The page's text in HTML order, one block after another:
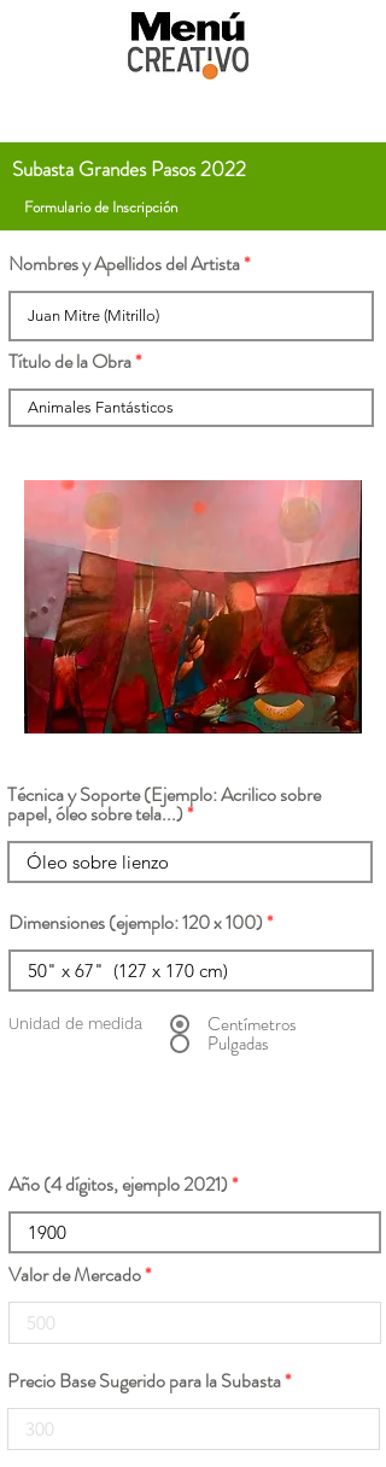
Subasta Grandes Pasos 2022
Formulario de Inscripción
Nombres y Apellidos del Artista
Título de la Obra
Técnica y Soporte (Ejemplo: Acrilico sobre
papel, óleo sobre tela...)
Dimensiones (ejemplo: 120 x 100)
Unidad de medida Centímetros
Pulgadas
Año (4 dígitos, ejemplo 2021)
Valor de Mercado
Precio Base Sugerido para la Subasta